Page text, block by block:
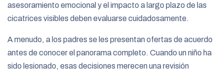
asesoramiento emocional y el impacto a largo plazo de las
cicatrices visibles deben evaluarse cuidadosamente.
A menudo, a los padres se les presentan ofertas de acuerdo
antes de conocer el panorama completo. Cuando un niño ha
sido lesionado, esas decisiones merecen una revisión